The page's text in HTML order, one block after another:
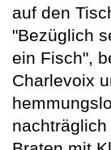
auf den
"Bezüglich
ein Fisch",
Charlevoix